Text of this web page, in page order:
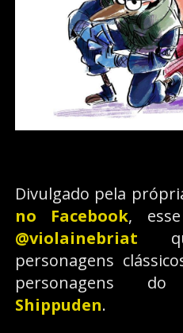
Divulgado pela
no Facebook,
@violainebriat
personagens
personagens
Shippuden.